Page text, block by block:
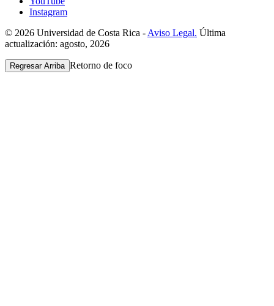
Instagram
© 2026 Universidad de Costa Rica - Aviso Legal. Última
actualización: agosto, 2026
Regresar Arriba Retorno de foco